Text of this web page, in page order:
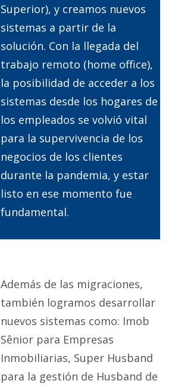
Superior), y creamos nuevos
sistemas a partir de la
solución. Con la llegada del
trabajo remoto (home office),
la posibilidad de acceder a los
sistemas desde los hogares de
los empleados se volvió vital
para la supervivencia de los
negocios de los clientes
durante la pandemia, y estar
listo en ese momento fue
fundamental.
Además de las migraciones,
también logramos desarrollar
nuevos sistemas como: Imob
Sênior para Empresas
Inmobiliarias, Super Husband
para la gestión de Husband de